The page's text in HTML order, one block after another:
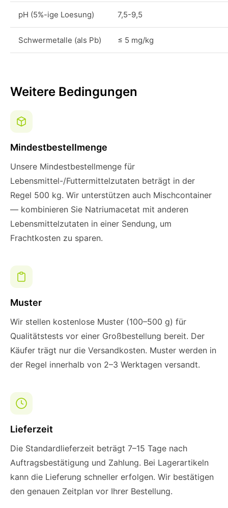
pH (5%-ige Loesung) 7,5-9,5
Schwermetalle (als Pb) ≤ 5 mg/kg
Weitere Bedingungen
Mindestbestellmenge
Unsere Mindestbestellmenge für
Lebensmittel-/Futtermittelzutaten beträgt in der
Regel 500 kg. Wir unterstützen auch Mischcontainer
— kombinieren Sie Natriumacetat mit anderen
Lebensmittelzutaten in einer Sendung, um
Frachtkosten zu sparen.
Muster
Wir stellen kostenlose Muster (100–500 g) für
Qualitätstests vor einer Großbestellung bereit. Der
Käufer trägt nur die Versandkosten. Muster werden in
der Regel innerhalb von 2–3 Werktagen versandt.
Lieferzeit
Die Standardlieferzeit beträgt 7–15 Tage nach
Auftragsbestätigung und Zahlung. Bei Lagerartikeln
kann die Lieferung schneller erfolgen. Wir bestätigen
den genauen Zeitplan vor Ihrer Bestellung.